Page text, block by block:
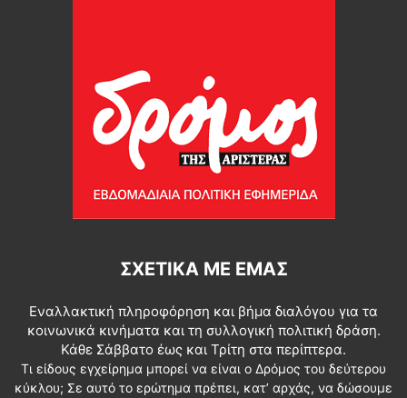
ΣΧΕΤΙΚΆ ΜΕ ΕΜΆΣ
Εναλλακτική πληροφόρηση και βήμα διαλόγου για τα
κοινωνικά κινήματα και τη συλλογική πολιτική δράση.
Κάθε Σάββατο έως και Τρίτη στα περίπτερα.
Τι είδους εγχείρημα μπορεί να είναι ο Δρόμος του δεύτερου
κύκλου; Σε αυτό το ερώτημα πρέπει, κατ’ αρχάς, να δώσουμε